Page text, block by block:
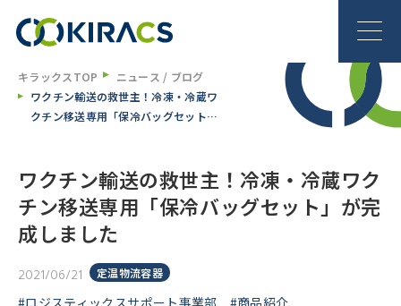
キラックスTOP
ニュース / ブログ
ワクチン輸送の救世主！冷凍・冷蔵ワ
クチン移送専用「保冷バッグセット」
ワクチン輸送の救世主！冷凍・冷蔵ワク
チン移送専用「保冷バッグセット」が完
成しました
2021/06/21 定温物流容器
#ロジスティックスサポート事業部 #商品紹介